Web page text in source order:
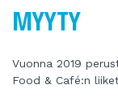
MYYTY
Vuonna 2019
Food & Café:n